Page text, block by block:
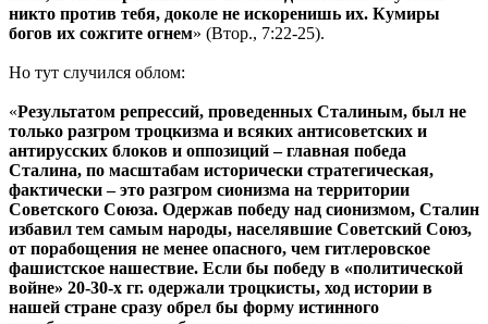
никто против тебя, доколе не искоренишь их. Кумиры
богов их сожгите огнем» (Втор., 7:22-25).
Но тут случился облом:
«Результатом репрессий, проведенных Сталиным, был не
только разгром троцкизма и всяких антисоветских и
антирусских блоков и оппозиций – главная победа
Сталина, по масштабам исторически стратегическая,
фактически – это разгром сионизма на территории
Советского Союза. Одержав победу над сионизмом, Сталин
избавил тем самым народы, населявшие Советский Союз,
от порабощения не менее опасного, чем гитлеровское
фашистское нашествие. Если бы победу в «политической
войне» 20-30-х гг. одержали троцкисты, ход истории в
нашей стране сразу обрел бы форму истинного